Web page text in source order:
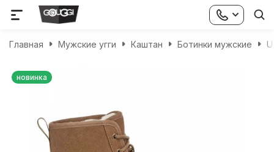
Главная Мужские угги Каштан Ботинки мужские
новинка